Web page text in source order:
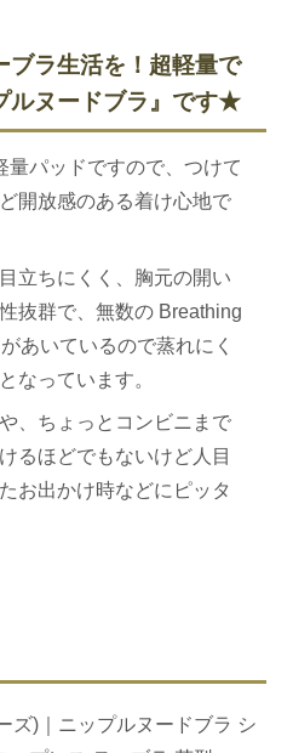
リ
コ
ン
ブ
ラ
強
粘
着
ニ
プ
レ
ス
ラ生活を！超軽量で
ルヌードブラ』です★
量パッドですので、つけて
開放感のある着け心地で
立ちにくく、胸元の開い
抜群で、無数の Breathing
あいているので蒸れにく
なっています。
、ちょっとコンビニまで
るほどでもないけど人目
お出かけ時などにピッタ